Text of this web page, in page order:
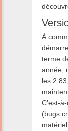
À
terme
année,
les
C’est-
(bugs